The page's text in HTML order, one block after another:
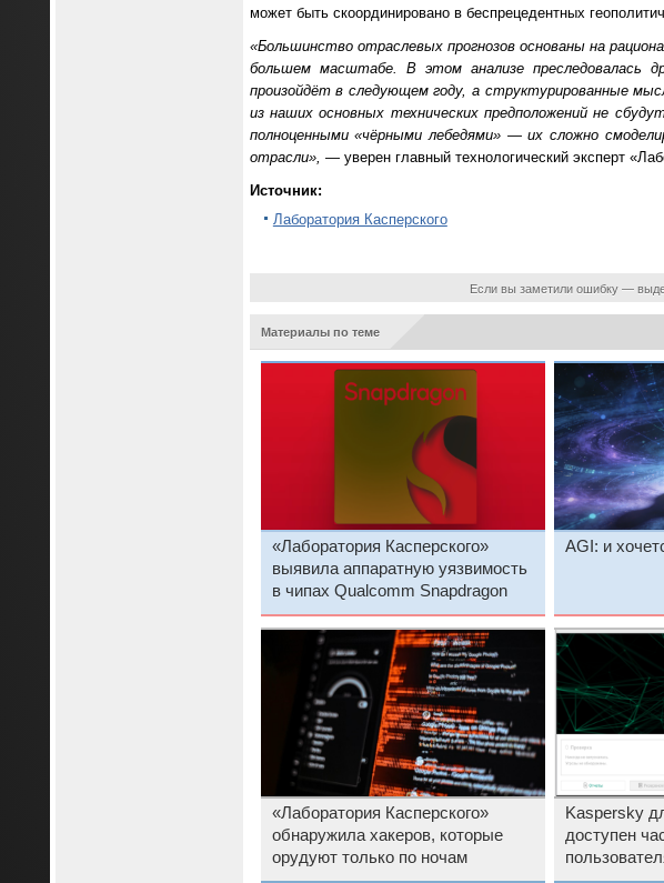
может быть скоординировано в беспрецедентных
«Большинство отраслевых прогнозов основаны на
большем масштабе. В этом анализе преследовалась
произойдёт в следующем году, а структурированные
из наших основных технических предположений не
полноценными «чёрными лебедями» — их сложно
отрасли», — уверен главный технологический эксперт
Источник:
Лаборатория Касперского
Если вы заметили ошибку —
Материалы по теме
«Лаборатория Касперского»
выявила аппаратную уязвимость
в чипах Qualcomm Snapdragon
AGI: и
«Лаборатория Касперского»
обнаружила хакеров, которые
орудуют только по ночам
Kaspersky
доступен